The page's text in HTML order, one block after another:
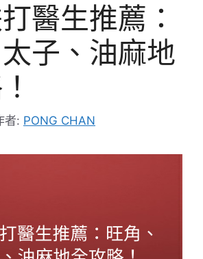
醫生推薦：
子、油麻地
者: PONG CHAN